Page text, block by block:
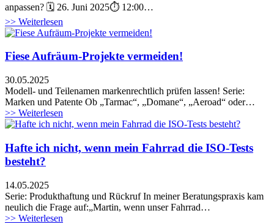
anpassen? 🗓 26. Juni 2025⏱️ 12:00…
>> Weiterlesen
Fiese Aufräum-Projekte vermeiden!
30.05.2025
Modell- und Teilenamen markenrechtlich prüfen lassen! Serie:
Marken und Patente Ob „Tarmac“, „Domane“, „Aeroad“ oder…
>> Weiterlesen
Hafte ich nicht, wenn mein Fahrrad die ISO-Tests
besteht?
14.05.2025
Serie: Produkthaftung und Rückruf In meiner Beratungspraxis kam
neulich die Frage auf:„Martin, wenn unser Fahrrad…
>> Weiterlesen